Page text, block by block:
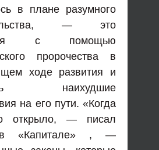
в плане разумного
— это
с помощью
пророчества в
ходе развития и
наихудшие
на его пути. «Когда
открыло, — писал
«Капитале» , —